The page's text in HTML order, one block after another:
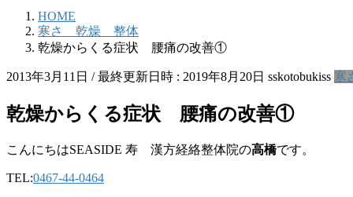
HOME
寒さ 乾燥 整体
乾燥からくる症状 腰痛の改善①
2013年3月11日 / 最終更新日時 : 2019年8月20日 sskotobukiss 寒
乾燥からくる症状 腰痛の改善①
こんにちはSEASIDE 寿 漢方経絡整体院の高橋です。
TEL:0467-44-0464